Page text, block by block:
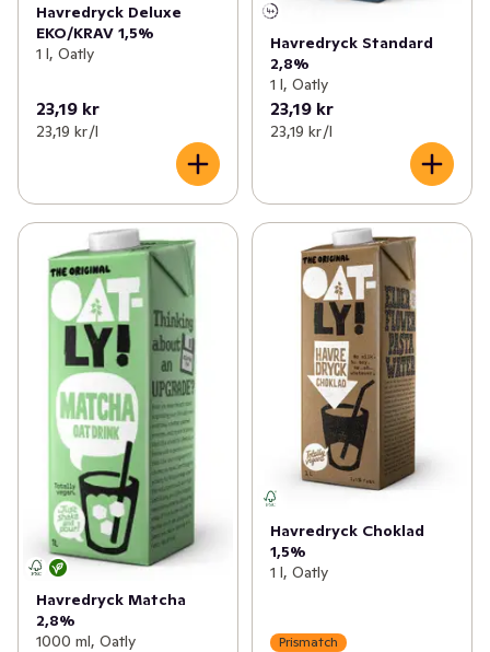
Havredryck Deluxe
EKO/KRAV 1,5%
1 l, Oatly
23,19 kr
23,19 kr /l
Havredryck Standard
2,8%
1 l, Oatly
23,19 kr
23,19 kr /l
Havredryck Matcha
2,8%
1000 ml, Oatly
Havredryck Choklad
1,5%
1 l, Oatly
Prismatch